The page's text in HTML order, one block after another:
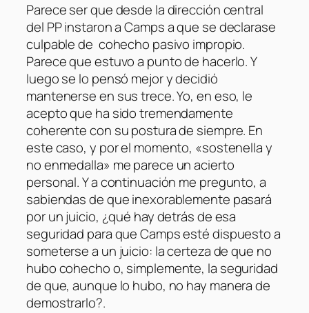
Parece ser que desde la dirección central
del PP instaron a Camps a que se declarase
culpable de cohecho pasivo impropio.
Parece que estuvo a punto de hacerlo. Y
luego se lo pensó mejor y decidió
mantenerse en sus trece. Yo, en eso, le
acepto que ha sido tremendamente
coherente con su postura de siempre. En
este caso, y por el momento, «sostenella y
no enmedalla» me parece un acierto
personal. Y a continuación me pregunto, a
sabiendas de que inexorablemente pasará
por un juicio, ¿qué hay detrás de esa
seguridad para que Camps esté dispuesto a
someterse a un juicio: la certeza de que no
hubo cohecho o, simplemente, la seguridad
de que, aunque lo hubo, no hay manera de
demostrarlo?.